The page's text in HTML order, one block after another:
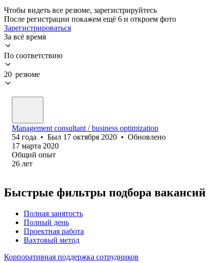
Чтобы видеть все резюме, зарегистрируйтесь
После регистрации покажем ещё 6 и откроем фото
Зарегистрироваться
За всё время
По соответствию
20 резюме
Management consultant / business optimization
54 года • Был 17 октября 2020 • Обновлено
17 марта 2020
Общий опыт
26 лет
Быстрые фильтры подбора вакансий
Полная занятость
Полный день
Проектная работа
Вахтовый метод
Корпоративная поддержка сотрудников